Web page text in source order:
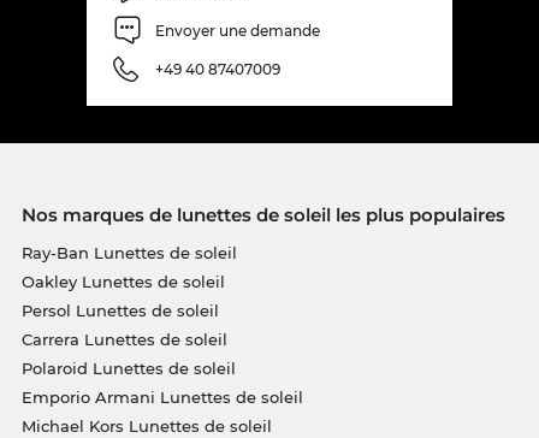
Envoyer une demande
+49 40 87407009
Nos marques de lunettes de soleil les plus populaires
Ray-Ban Lunettes de soleil
Oakley Lunettes de soleil
Persol Lunettes de soleil
Carrera Lunettes de soleil
Polaroid Lunettes de soleil
Emporio Armani Lunettes de soleil
Michael Kors Lunettes de soleil